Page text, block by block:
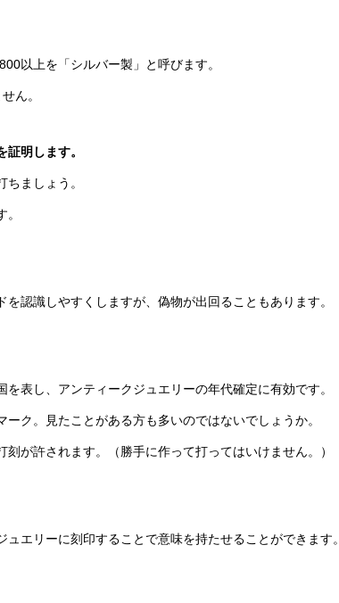
以上を「シルバー製」と呼びます。
ん。
明します。
ましょう。
認識しやすくしますが、偽物が出回ることもあります。
表し、アンティークジュエリーの年代確定に有効です。
ク。見たことがある方も多いのではないでしょうか。
が許されます。（勝手に作って打ってはいけません。）
エリーに刻印することで意味を持たせることができます。